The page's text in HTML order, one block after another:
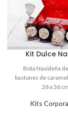
Kit Dulce
Kits